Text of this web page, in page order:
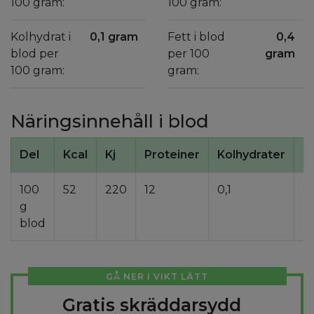
Kolhydrat i
blod per
100 gram:
0,1 gram
Fett i blod
per 100
gram:
0,4
gram
Näringsinnehåll i blod
Del Kcal Kj Proteiner Kolhydrater
100
g
blod
52 220 12 0,1
GÅ NER I VIKT LÄTT
Gratis skräddarsydd